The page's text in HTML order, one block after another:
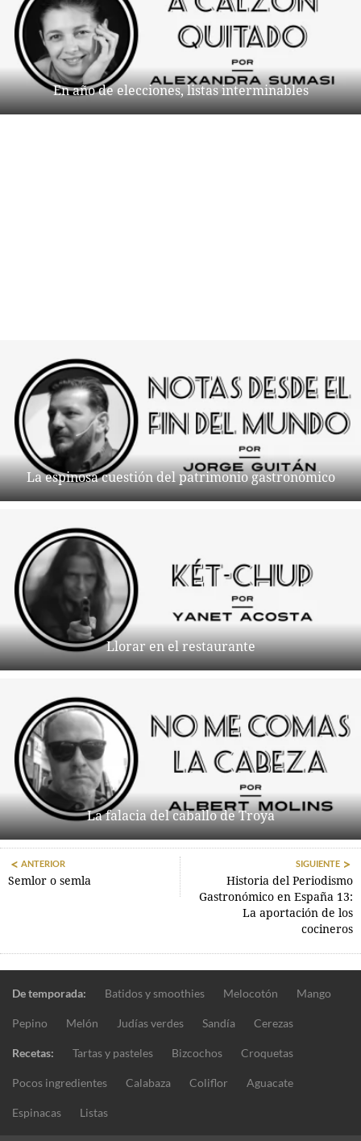
En año de elecciones, listas interminables
La espinosa cuestión del patrimonio gastronómico
Llorar en el restaurante
La falacia del caballo de Troya
ANTERIOR
Semlor o semla
SIGUIENTE
Historia del Periodismo
Gastronómico en España 13:
La aportación de los
cocineros
De temporada: Batidos y smoothies Melocotón Mango
Pepino Melón Judías verdes Sandía Cerezas
Recetas: Tartas y pasteles Bizcochos Croquetas
Pocos ingredientes Calabaza Coliflor Aguacate
Espinacas Listas